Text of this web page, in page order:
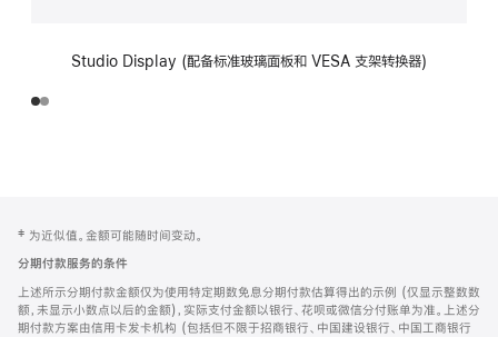
Studio Display (配备标准玻璃面板和 VESA 支架转换器)
页
页
脚
注
‡ 为近似值。金额可能随时间变动。
分期付款服务的条件
上述所示分期付款金额仅为使用特定期数免息分期付款估算得出的示例 (仅显示整数数
额，未显示小数点以后的金额)，实际支付金额以银行、花呗或微信分付账单为准。上述分
期付款方案由信用卡发卡机构 (包括但不限于招商银行、中国建设银行、中国工商银行